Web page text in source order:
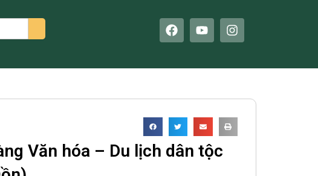
F
a
b
o
Y
o
u
e
I
n
a
r
m
Văn hóa – Du lịch dân tộc